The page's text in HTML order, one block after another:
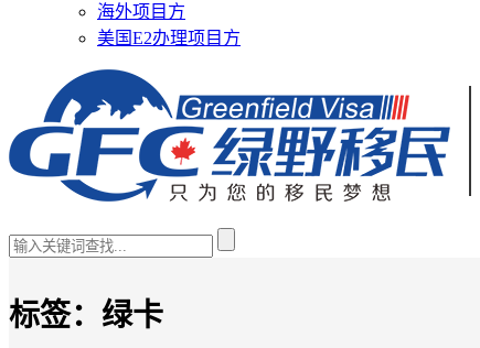
海外项目方
美国E2办理项目方
标签： 绿卡